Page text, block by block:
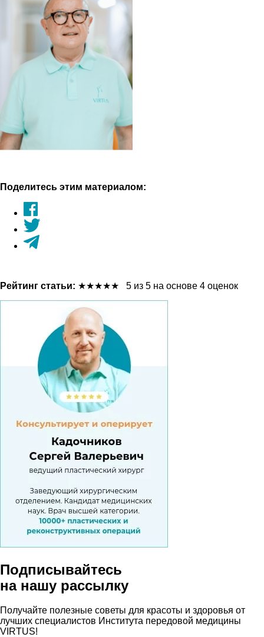
Поделитесь этим материалом:
Рейтинг статьи: ★★★★★ 5 из 5 на основе 4 оценок
Подписывайтесь
на нашу рассылку
Получайте полезные советы для красоты и здоровья от
лучших специалистов Института передовой медицины
VIRTUS!